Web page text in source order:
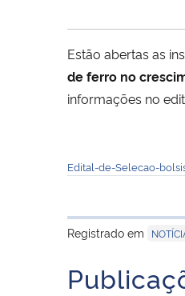
Estão abertas as
de ferro no
informações no
Edital-de-Selecao-
Registrado em